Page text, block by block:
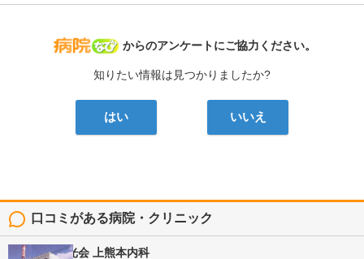
病院なび
からのアンケートにご協力ください。
知りたい情報は見つかりましたか?
はい いいえ
口コミがある病院・クリニック
医療法人陽光会 上熊本内科